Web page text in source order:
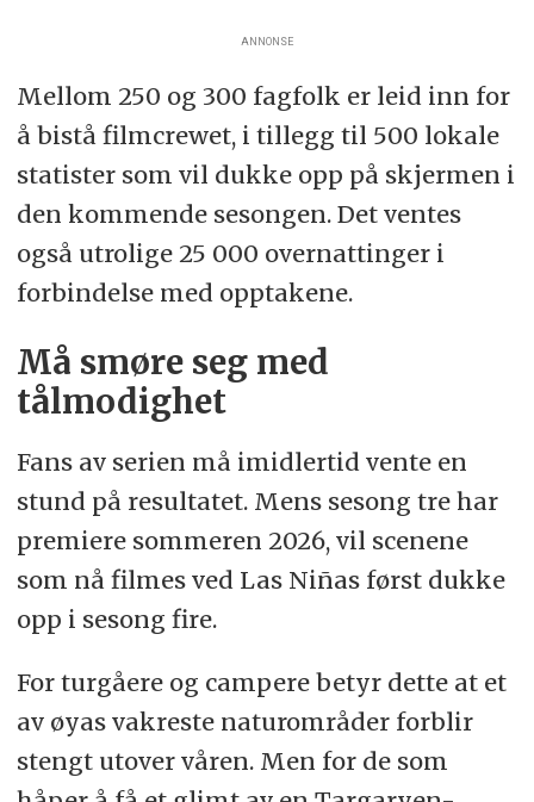
ANNONSE
Mellom 250 og 300 fagfolk er leid inn for
å bistå filmcrewet, i tillegg til 500 lokale
statister som vil dukke opp på skjermen i
den kommende sesongen. Det ventes
også utrolige 25 000 overnattinger i
forbindelse med opptakene.
Må smøre seg med
tålmodighet
Fans av serien må imidlertid vente en
stund på resultatet. Mens sesong tre har
premiere sommeren 2026, vil scenene
som nå filmes ved Las Niñas først dukke
opp i sesong fire.
For turgåere og campere betyr dette at et
av øyas vakreste naturområder forblir
stengt utover våren. Men for de som